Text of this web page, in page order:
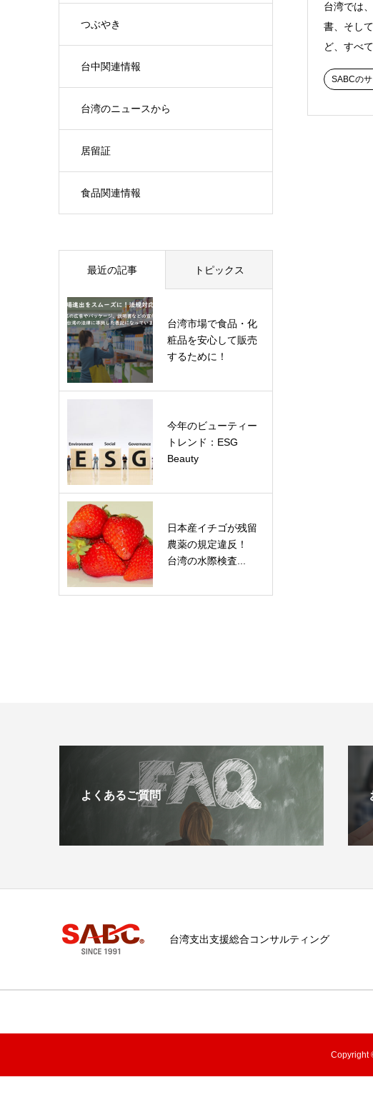
つぶやき
台中関連情報
台湾のニュースから
居留証
食品関連情報
台湾では
書、そし
ど、すべ
SABCの
最近の記事 トピックス
台湾市場で食品・化
粧品を安心して販売
するために！
今年のビューティー
トレンド：ESG
Beauty
日本産イチゴが残留
農薬の規定違反！
台湾の水際検査...
よくあるご質問
台湾支出支援総合コンサルティング
Copyright